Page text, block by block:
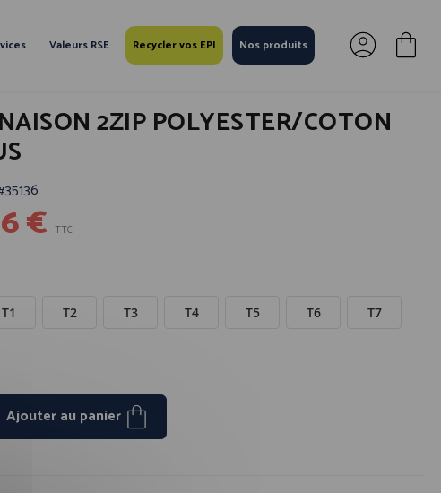
Valeurs RSE Recycler vos EPI Nos produits
2ZIP POLYESTER/COTON
35136
€ TTC
T1 T2 T3 T4 T5 T6 T7
Ajouter au panier